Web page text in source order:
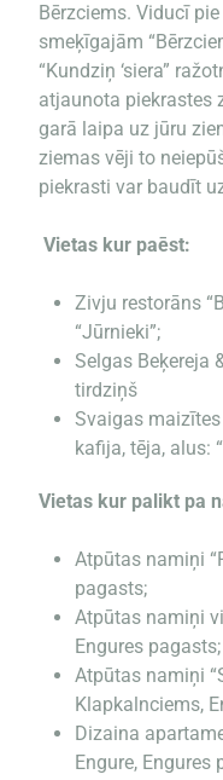
Bērzciems. Viducī
smeķīgajām
“Kundziņ ‘siera”
atjaunota piekrastes
garā laipa uz jūru
ziemas vēji to
piekrasti var baudīt
Vietas kur paēst:
Zivju restorāns
“Jūrnieki”;
Selgas Beķereja
tirdziņš
Svaigas
kafija, tēja, alus:
Vietas kur palikt pa
Atpūtas namiņi
pagasts;
Atpūtas namiņi
Engures pagasts;
Atpūtas namiņi
Klapkalnciems,
Dizaina
Engure, Engures